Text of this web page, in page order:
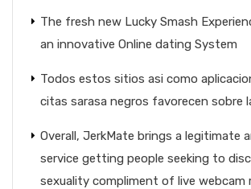
The fresh new Lucky Smash
an innovative Online dating System
Todos estos sitios asi­ como
citas sarasa negros favorecen sobre
Overall, JerkMate brings a legitimate
service getting people seeking to
sexuality compliment of live webcam